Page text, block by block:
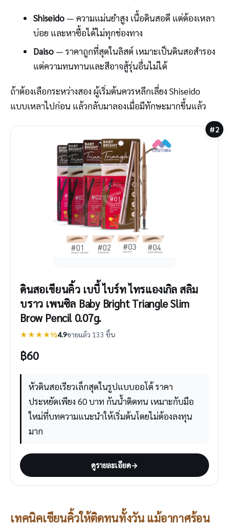
Shiseido— ความแม่นยำสูง เนื้อดินสอดี แต่ต้องเหลา
บ่อย และหาซื้อได้ไม่ทุกช่องทาง
Daiso— ราคาถูกที่สุดในลิสต์ เหมาะเป็นดินสอสำรอง
แต่ความทนทานและสีอาจสู้รุ่นอื่นไม่ได้
ถ้าต้องเลือกระหว่างสอง ผู้เริ่มต้นควรหลีกเลี่ยง Shiseido
แบบเหลาไปก่อน แล้วกลับมาลองเมื่อมีทักษะมากขึ้นแล้ว
#2
ดินสอเขียนคิ้ว เบบี้ ไบร์ท ไทรแองเกิล สลิม
บราว เพนซิล Baby Bright Triangle Slim
Brow Pencil 0.07g.
★★★★½4.9ขายแล้ว 133 ชิ้น
฿60
หัวดินสอเรียวเล็กสุดในรูปแบบออโต้ ราคา
ประหยัดเพียง 60 บาท กันน้ำติดทน เหมาะกับมือ
ใหม่ที่บทความแนะนำให้เริ่มต้นโดยไม่ต้องลงทุน
มาก
ดูรายละเอียด→
เทคนิคเขียนคิ้วให้ติดทนทั้งวัน แม้อากาศร้อน